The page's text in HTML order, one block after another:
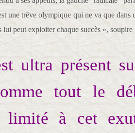
une trêve olympique qui ne va que dans
lui peut exploiter chaque succès »,
ultra présent
tout le
limité à cet